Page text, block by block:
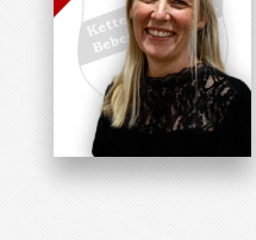
Arulanantham